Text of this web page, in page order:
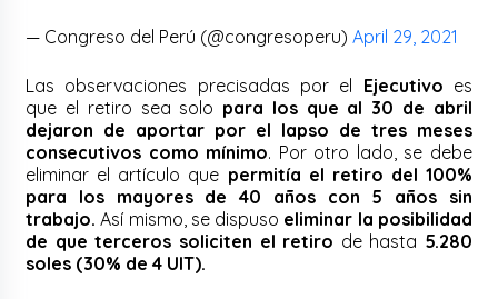
— Congreso del Perú (@congresoperu)April 29, 2021
Las observaciones precisadas por el Ejecutivo es
que el retiro sea solo para los que al 30 de abril
dejaron de aportar por el lapso de tres meses
consecutivos como mínimo. Por otro lado, se debe
eliminar el artículo que permitía el retiro del 100%
para los mayores de 40 años con 5 años sin
trabajo. Así mismo, se dispuso eliminar la posibilidad
de que terceros soliciten el retiro de hasta 5.280
soles (30% de 4 UIT).